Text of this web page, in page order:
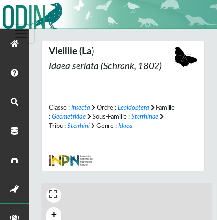
Vieillie (La)
Idaea seriata (Schrank, 1802)
Classe : Insecta Ordre : Lepidoptera
Famille
: Geometridae Sous-Famille : Sterrhinae
Tribu : Sterrhini Genre : Idaea
+